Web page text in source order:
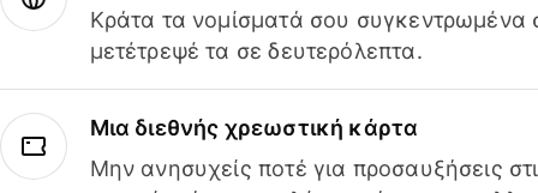
Κράτα τα νομίσματά σου συγκεντρωμένα
μετέτρεψέ τα σε δευτερόλεπτα.
Μια διεθνής χρεωστική κάρτα
Μην ανησυχείς ποτέ για προσαυξήσεις